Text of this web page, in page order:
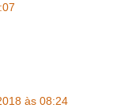
às 08:24